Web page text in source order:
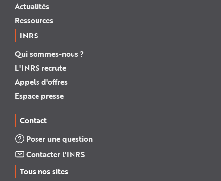
Actualités
Ressources
INRS
Qui sommes-nous ?
L'INRS recrute
Appels d'offres
Espace presse
Contact
Poser une question
Contacter l'INRS
Tous nos sites